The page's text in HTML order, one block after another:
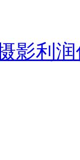
影利